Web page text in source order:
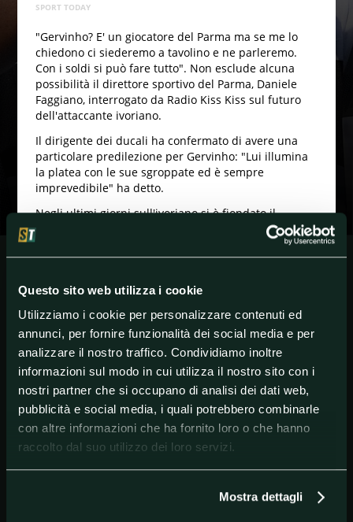
Questo sito web utilizza i cookie
Utilizziamo i cookie per personalizzare contenuti ed
annunci, per fornire funzionalità dei social media e per
analizzare il nostro traffico. Condividiamo inoltre
informazioni sul modo in cui utilizza il nostro sito con i
nostri partner che si occupano di analisi dei dati web,
pubblicità e social media, i quali potrebbero combinarle
con altre informazioni che ha fornito loro o che hanno
raccolto dal suo utilizzo dei loro servizi.
Mostra dettagli
SPORT TODAY
"Gervinho? E' un giocatore del Parma ma se me lo
chiedono ci siederemo a tavolino e ne parleremo.
Con i soldi si può fare tutto". Non esclude alcuna
possibilità il direttore sportivo del Parma, Daniele
Faggiano, interrogato da Radio Kiss Kiss sul futuro
dell'attaccante ivoriano.
Il dirigente dei ducali ha confermato di avere una
particolare predilezione per Gervinho: "Lui illumina
la platea con le sue sgroppate ed è sempre
imprevedibile" ha detto.
Negli ultimi giorni sull'ivoriano si è fiondato il
Benevento. L'intenzione del Parma è di trattenerlo al
2022, ma la dichiarazione del ds gialloblù apre la
strada a una trattativa con i sanniti.
#Calciomercato #GervaisLombeYaoKouassi
#Gervinho
#Parma
#SerieA